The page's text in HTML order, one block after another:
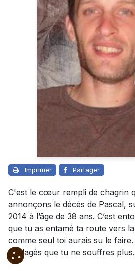
Imprimer Partager
C'est le cœur rempli de chagrin
annonçons le décès de Pascal,
2014 à l’âge de 38 ans. C’est
que tu as entamé ta route vers
comme seul toi aurais su le
soulagés que tu ne souffres plus.